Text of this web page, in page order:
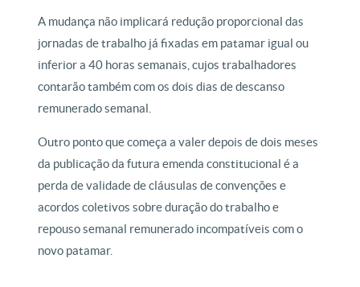
A mudança não implicará redução proporcional das
jornadas de trabalho já fixadas em patamar igual ou
inferior a 40 horas semanais, cujos trabalhadores
contarão também com os dois dias de descanso
remunerado semanal.
Outro ponto que começa a valer depois de dois meses
da publicação da futura emenda constitucional é a
perda de validade de cláusulas de convenções e
acordos coletivos sobre duração do trabalho e
repouso semanal remunerado incompatíveis com o
novo patamar.